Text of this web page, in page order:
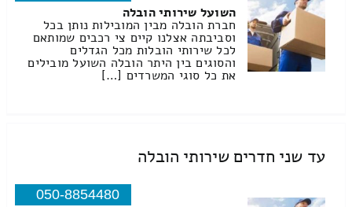
השועל שירותי הובלה
חברת הובלה מבין המובילות נותן בכל
וסביבתה אצלנו קיים צי רכבים שמותאם
לכל שירותי הובלות מכל הגדלים
והסוגים בין היתר הובלה השועל מובילים
את כל סוגי המשרדים […]
עד שני חדרים שירותי הובלה
050-8854480